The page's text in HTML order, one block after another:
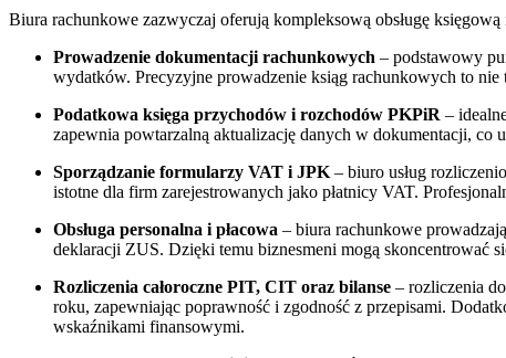
Biura rachunkowe zazwyczaj oferują kompleksową obsługę
Prowadzenie dokumentacji rachunkowych – podstawowy
wydatków. Precyzyjne prowadzenie ksiąg rachunkowych to
Podatkowa księga przychodów i rozchodów PKPiR –
zapewnia powtarzalną aktualizację danych w dokumentacji, co
Sporządzanie formularzy VAT i JPK – biuro usług
istotne dla firm zarejestrowanych jako płatnicy VAT.
Obsługa personalna i płacowa – biura rachunkowe
deklaracji ZUS. Dzięki temu biznesmeni mogą skoncentrować
Rozliczenia całoroczne PIT, CIT oraz bilanse – rozliczenia
roku, zapewniając poprawność i zgodność z przepisami.
wskaźnikami finansowymi.